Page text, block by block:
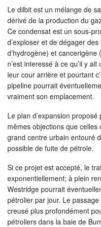
Le dilbit est un mélange de
dérivé de la production du
Ce condensat est un sous-
d’exploser et de dégager
d’hydrogène) et
n’est interessé à ce qu’il y
leur cour arrière et pourtant
pipeline pourrait
vraiment son emplacement.
Le plan d’expansion
mêmes objections que celles
grand centre urbain entouré
possible de fuite de pétrole.
Si ce projet est accepté, le
exponentiellement; à plein
Westridge pourrait
pétrolier par jour. Le
creusé plus profondément
pétroliers dans la baie de